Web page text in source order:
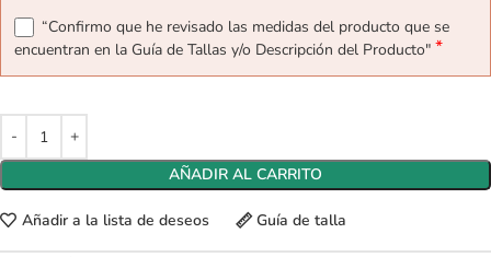
“Confirmo que he revisado las medidas del producto que se
encuentran en la Guía de Tallas y/o Descripción del Producto" *
AÑADIR AL CARRITO
Añadir a la lista de deseos Guía de talla